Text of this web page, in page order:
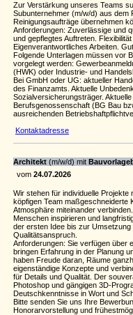
Zur Verstärkung unseres Teams
Subunternehmer (m/w/d) aus dem
Reinigungsaufträge übernehmen
Anforderungen: Zuverlässige und
und gepflegtes Auftreten.
Eigenverantwortliches Arbeiten.
Folgende Unterlagen müssen vor
vorgelegt werden:
(HWK) oder Industrie- und
Bei GmbH oder UG: aktueller
des Finanzamts. Aktuelle
Sozialversicherungsträger.
Berufsgenossenschaft (BG Bau
ausreichenden
Kontaktadresse
Architekt (m/w/d) mit
vom 24.07.2026
Wir stehen für individuelle
köpfigen Team maßgeschneiderte
Atmosphäre miteinander
Menschen inspirieren und
der ersten Idee bis zur
Qualitätsanspruch.
Anforderungen: Sie verfügen über
bringen Erfahrung in der Planung
haben Freude daran, Räume
eigenständige Konzepte und
für Details und Qualität. Der
Photoshop und gängigen 3D-
Deutschkenntnisse in Wort und
Bitte senden Sie uns Ihre
Honorarvorstellung und